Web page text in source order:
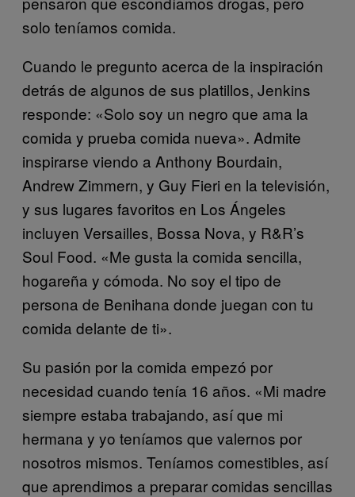
solo teníamos comida.
Cuando le pregunto acerca de la inspiración
detrás de algunos de sus platillos, Jenkins
responde: «Solo soy un negro que ama la
comida y prueba comida nueva». Admite
inspirarse viendo a Anthony Bourdain,
Andrew Zimmern, y Guy Fieri en la televisión,
y sus lugares favoritos en Los Ángeles
incluyen Versailles, Bossa Nova, y R&R’s
Soul Food. «Me gusta la comida sencilla,
hogareña y cómoda. No soy el tipo de
persona de Benihana donde juegan con tu
comida delante de ti».
Su pasión por la comida empezó por
necesidad cuando tenía 16 años. «Mi madre
siempre estaba trabajando, así que mi
hermana y yo teníamos que valernos por
nosotros mismos. Teníamos comestibles, así
que aprendimos a preparar comidas sencillas